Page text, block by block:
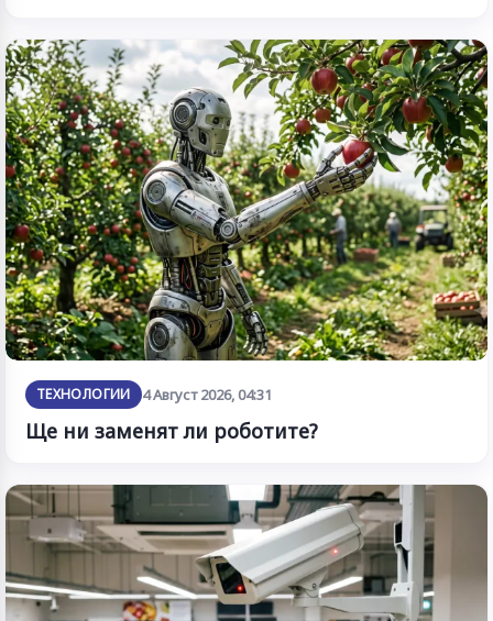
ТЕХНОЛОГИИ 4 Август 2026, 04:31
Ще ни заменят ли роботите?